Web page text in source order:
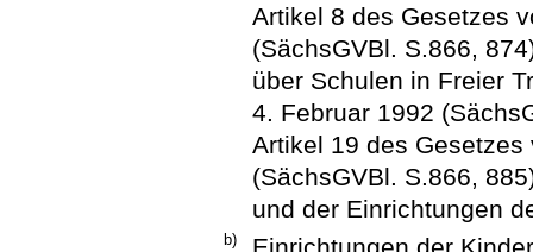
Artikel 8 des Gesetzes
(SächsGVBl. S.866,
über Schulen in Freier
4. Februar 1992
Artikel 19 des
(SächsGVBl. S.866,
und der Einrichtungen
b)